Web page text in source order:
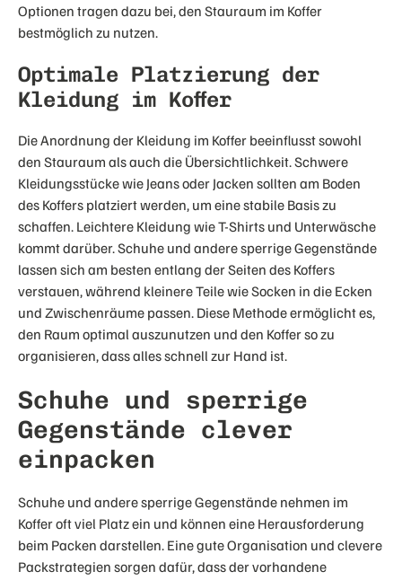
Optionen tragen dazu bei, den Stauraum im Koffer
bestmöglich zu nutzen.
Optimale Platzierung der
Kleidung im Koffer
Die Anordnung der Kleidung im Koffer beeinflusst sowohl
den Stauraum als auch die Übersichtlichkeit. Schwere
Kleidungsstücke wie Jeans oder Jacken sollten am Boden
des Koffers platziert werden, um eine stabile Basis zu
schaffen. Leichtere Kleidung wie T-Shirts und Unterwäsche
kommt darüber. Schuhe und andere sperrige Gegenstände
lassen sich am besten entlang der Seiten des Koffers
verstauen, während kleinere Teile wie Socken in die Ecken
und Zwischenräume passen. Diese Methode ermöglicht es,
den Raum optimal auszunutzen und den Koffer so zu
organisieren, dass alles schnell zur Hand ist.
Schuhe und sperrige
Gegenstände clever
einpacken
Schuhe und andere sperrige Gegenstände nehmen im
Koffer oft viel Platz ein und können eine Herausforderung
beim Packen darstellen. Eine gute Organisation und clevere
Packstrategien sorgen dafür, dass der vorhandene